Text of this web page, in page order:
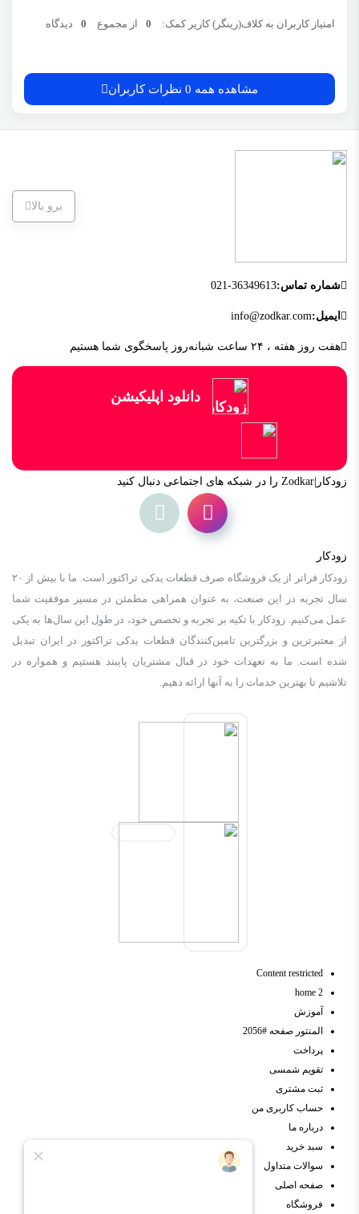
امتیاز کاربران به کلاف(رینگر) کاریر کمک: 0 از مجموع 0 دیدگاه
مشاهده همه 0 نظرات کاربران
برو بالا
شماره تماس:021-36349613
ایمیل:info@zodkar.com
هفت روز هفته ، ۲۴ ساعت شبانه‌روز پاسخگوی شما هستیم
دانلود اپلیکیشن
زودکار|Zodkar را در شبکه های اجتماعی دنبال کنید
زودکار
زودكار فراتر از یک فروشگاه صرف قطعات یدکی تراکتور است. ما با بیش از ٢٠
سال تجربه در این صنعت، به عنوان همراهی مطمئن در مسیر موفقیت شما
عمل می‌کنیم. زودكار با تکیه بر تجربه و تخصص خود، در طول این سال‌ها به یکی
از معتبرترین و بزرگترین تامین‌کنندگان قطعات یدکی تراکتور در ایران تبدیل
شده است. ما به تعهدات خود در قبال مشتریان پایبند هستیم و همواره در
تلاشیم تا بهترین خدمات را به آنها ارائه دهیم.
Content restricted
home 2
آموزش
المنتور صفحه #2056
پرداخت
تقویم شمسی
ثبت مشتری
حساب کاربری من
درباره ما
سبد خرید
سوالات متداول
صفحه اصلی
فروشگاه